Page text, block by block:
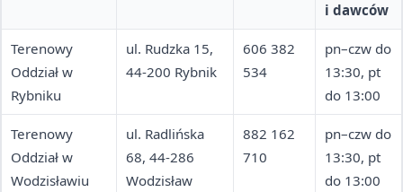
i dawców
Terenowy
Oddział w
Rybniku
ul. Rudzka 15,
44-200 Rybnik
606 382
534
pn–czw do
13:30, pt
do 13:00
Terenowy
Oddział w
Wodzisławiu
ul. Radlińska
68, 44-286
Wodzisław
882 162
710
pn–czw do
13:30, pt
do 13:00